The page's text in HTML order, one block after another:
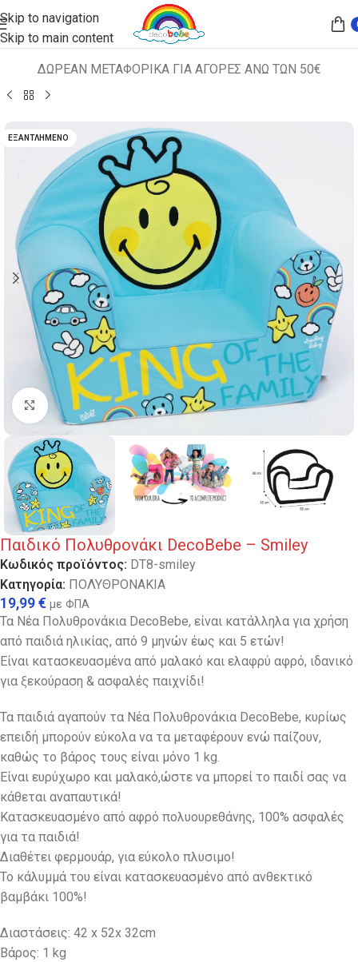
Skip to navigation
Skip to main content
ΔΩΡΕΑΝ ΜΕΤΑΦΟΡΙΚΑ ΓΙΑ ΑΓΟΡΕΣ ΑΝΩ ΤΩΝ 50€
Αρχική σελίδα ΠΑΙΔΙΚΑ ΚΑΘΙΣΜΑΤΑ ΠΟΛΥΘΡΟΝΑΚΙΑ
ΕΞΑΝΤΛΗΜΈΝΟ
Κλικ για μεγέθυνση
Παιδικό Πολυθρονάκι DecoBebe – Smiley
Κωδικός προϊόντος: DT8-smiley
Κατηγορία: ΠΟΛΥΘΡΟΝΑΚΙΑ
19,99€ με ΦΠΑ
Τα Νέα Πολυθρονάκια DecoBebe, είναι κατάλληλα για χρήση
από παιδιά ηλικίας, από 9 μηνών έως και 5 ετών!
Είναι κατασκευασμένα από μαλακό και ελαφρύ αφρό, ιδανικό
για ξεκούραση & ασφαλές παιχνίδι!
Τα παιδιά αγαπούν τα Νέα Πολυθρονάκια DecoBebe, κυρίως
επειδή μπορούν εύκολα να τα μεταφέρουν ενώ παίζουν,
καθώς το βάρος τους είναι μόνο 1 kg.
Eίναι ευρύχωρο και μαλακό,ώστε να μπορεί το παιδί σας να
κάθεται αναπαυτικά!
Κατασκευασμένο από αφρό πολυουρεθάνης, 100% ασφαλές
για τα παιδιά!
Διαθέτει φερμουάρ, για εύκολο πλυσιμο!
Το κάλυμμά του είναι κατασκευασμένο από ανθεκτικό
βαμβάκι 100%!
Διαστάσεις: 42 x 52x 32cm
Βάρος: 1 kg